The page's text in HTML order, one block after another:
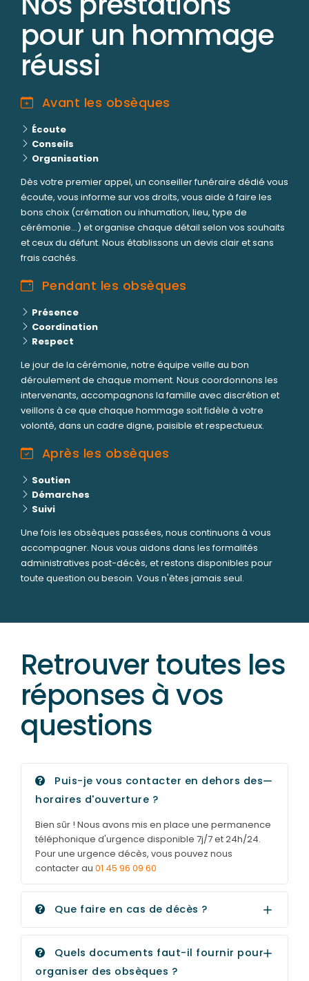
pour un hommage
réussi
Avant les obsèques
Écoute
Conseils
Organisation
Dès votre premier appel, un conseiller funéraire dédié vous
écoute, vous informe sur vos droits, vous aide à faire les
bons choix (crémation ou inhumation, lieu, type de
cérémonie...) et organise chaque détail selon vos souhaits
et ceux du défunt. Nous établissons un devis clair et sans
frais cachés.
Pendant les obsèques
Présence
Coordination
Respect
Le jour de la cérémonie, notre équipe veille au bon
déroulement de chaque moment. Nous coordonnons les
intervenants, accompagnons la famille avec discrétion et
veillons à ce que chaque hommage soit fidèle à votre
volonté, dans un cadre digne, paisible et respectueux.
Après les obsèques
Soutien
Démarches
Suivi
Une fois les obsèques passées, nous continuons à vous
accompagner. Nous vous aidons dans les formalités
administratives post-décès, et restons disponibles pour
toute question ou besoin. Vous n'êtes jamais seul.
Retrouver toutes les
réponses à vos
questions
Puis-je vous contacter en dehors des
horaires d'ouverture ?
Bien sûr ! Nous avons mis en place une permanence
téléphonique d'urgence disponible 7j/7 et 24h/24.
Pour une urgence décès, vous pouvez nous
contacter au 01 45 96 09 60
Que faire en cas de décès ?
Quels documents faut-il fournir pour
organiser des obsèques ?